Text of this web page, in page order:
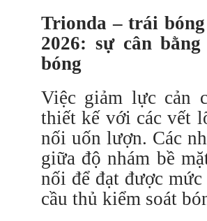
Trionda – trái
2026: sự cân
bóng
Việc giảm lực cản
thiết kế với các vết
nối uốn lượn. Các
giữa độ nhám bề
nối để đạt được
cầu thủ kiểm soát